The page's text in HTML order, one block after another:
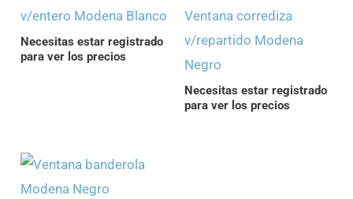
v/entero Modena Blanco
Necesitas estar registrado
para ver los precios
Ventana corrediza
v/repartido Modena
Negro
Necesitas estar registrado
para ver los precios